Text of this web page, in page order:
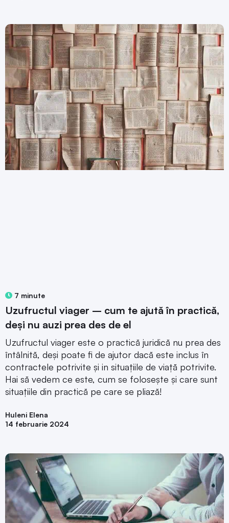
7 minute
Uzufructul viager – cum te ajută în practică,
deși nu auzi prea des de el
Uzufructul viager este o practică juridică nu prea des
întâlnită, deși poate fi de ajutor dacă este inclus în
contractele potrivite și in situațiile de viață potrivite.
Hai să vedem ce este, cum se folosește și care sunt
situațiile din practică pe care se pliază!
Huleni Elena
14 februarie 2024